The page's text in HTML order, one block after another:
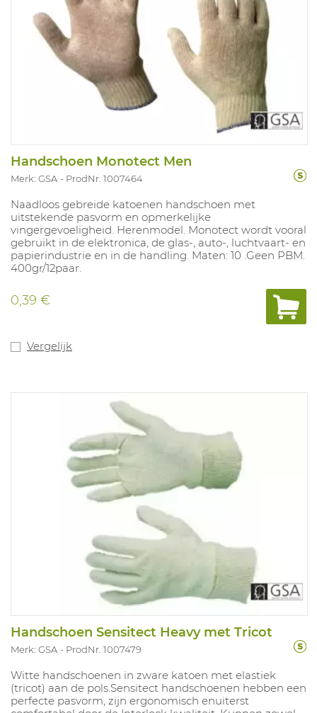
Handschoen Monotect Men
Merk: GSA ProdNr. 1007464
Naadloos gebreide katoenen handschoen met
uitstekende pasvorm en opmerkelijke
vingergevoeligheid. Herenmodel. Monotect wordt vooral
gebruikt in de elektronica, de glas-, auto-, luchtvaart- en
papierindustrie en in de handling. Maten: 10 .Geen PBM.
400gr/12paar.
0,39 €
Vergelijk
Handschoen Sensitect Heavy met Tricot
Merk: GSA ProdNr. 1007479
Witte handschoenen in zware katoen met elastiek
(tricot) aan de pols.Sensitect handschoenen hebben een
perfecte pasvorm, zijn ergonomisch enuiterst